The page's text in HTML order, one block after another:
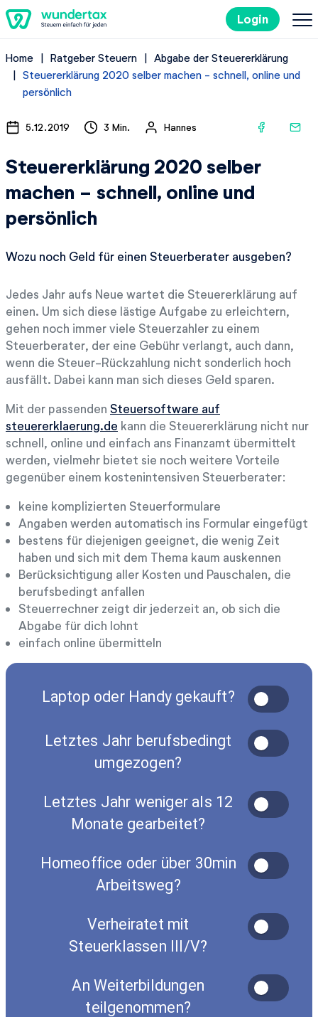
Login
So geht's
Kosten
Steuer-Lexikon
Home Ratgeber Steuern
Abgabe der Steuererklärung
Steuererklärung 2020 selber machen - schnell, online und
persönlich
5.12.2019 3 Min. Hannes
Steuererklärung 2020 selber
machen - schnell, online und
persönlich
Wozu noch Geld für einen Steuerberater ausgeben?
Jedes Jahr aufs Neue wartet die Steuererklärung auf
einen. Um sich diese lästige Aufgabe zu erleichtern,
gehen noch immer viele Steuerzahler zu einem
Steuerberater, der eine Gebühr verlangt, auch dann,
wenn die Steuer-Rückzahlung nicht sonderlich hoch
ausfällt. Dabei kann man sich dieses Geld sparen.
Mit der passenden Steuersoftware auf
steuererklaerung.de kann die Steuererklärung nicht nur
schnell, online und einfach ans Finanzamt übermittelt
werden, vielmehr bietet sie noch weitere Vorteile
gegenüber einem kostenintensiven Steuerberater:
keine komplizierten Steuerformulare
Angaben werden automatisch ins Formular eingefügt
bestens für diejenigen geeignet, die wenig Zeit
haben und sich mit dem Thema kaum auskennen
Berücksichtigung aller Kosten und Pauschalen, die
berufsbedingt anfallen
Steuerrechner zeigt dir jederzeit an, ob sich die
Abgabe für dich lohnt
einfach online übermitteln
Laptop oder Handy gekauft?
Letztes Jahr berufsbedingt
umgezogen?
Letztes Jahr weniger als 12
Monate gearbeitet?
Homeoffice oder über 30min
Arbeitsweg?
Verheiratet mit
Steuerklassen III/V?
An Weiterbildungen
teilgenommen?